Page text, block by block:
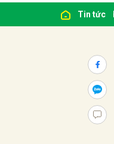
Tin tức